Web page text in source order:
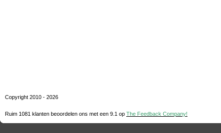
Copyright 2010 - 2026
Ruim 1081 klanten beoordelen ons met een 9.1 op The Feedback Company!